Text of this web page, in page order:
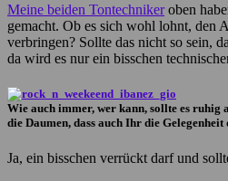
Meine beiden Tontechnikeroben
gemacht. Ob es sich wohl lohnt, den
verbringen? Sollte das nicht so sein,
da wird es nur ein bisschen
Wie auch immer, wer kann, sollte es ruhig
die Daumen, dass auch Ihr die Gelegenheit
Ja, ein bisschen verrückt darf und